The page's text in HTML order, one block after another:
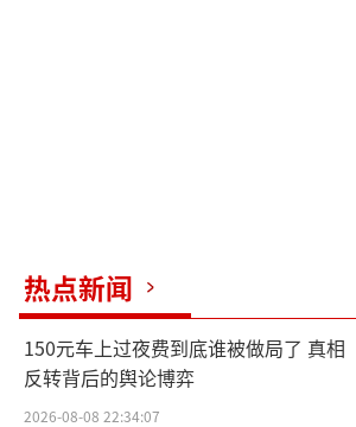
热点新闻
150元车上过夜费到底谁被做局了 真相
反转背后的舆论博弈
2026-08-08 22:34:07